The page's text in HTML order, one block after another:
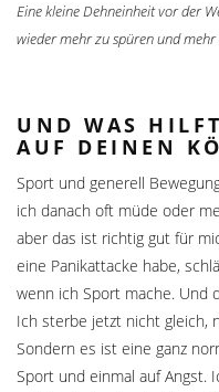
Eine kleine Dehneinheit vor der
wieder mehr zu spüren und
UND WAS
AUF DEINEN
Sport und generell
ich danach oft müde oder
aber das ist richtig gut für
eine Panikattacke habe,
wenn ich Sport mache. Und
Ich sterbe jetzt nicht gleich,
Sondern es ist eine ganz
Sport und einmal auf Angst.